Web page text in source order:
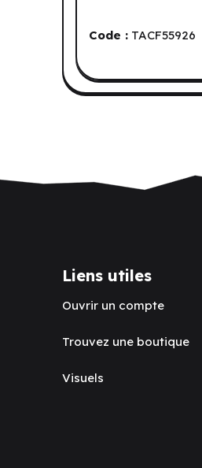
Code : TACF55926
Liens utiles
Ouvrir un compte
Trouvez une boutique
Visuels